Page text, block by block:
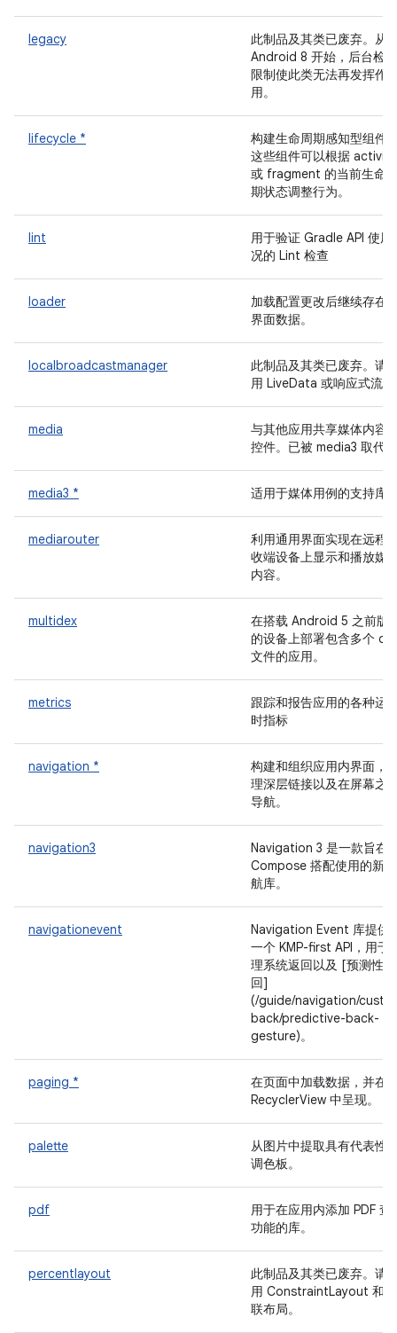
legacy
此制品及其类已废弃。从
Android 8 开始，后台检查
限制使此类无法再发挥作
用。
lifecycle *
构建生命周期感知型组件
这些组件可以根据 activity
或 fragment 的当前生命
期状态调整行为。
lint
用于验证 Gradle API 使用
况的 Lint 检查
loader
加载配置更改后继续存在
界面数据。
localbroadcastmanager
此制品及其类已废弃。请
用 LiveData 或响应式流。
media
与其他应用共享媒体内容
控件。已被 media3 取代。
media3 * 适用于媒体用例的支持库
mediarouter
利用通用界面实现在远程
收端设备上显示和播放媒
内容。
multidex
在搭载 Android 5 之前版
的设备上部署包含多个
文件的应用。
metrics
跟踪和报告应用的各种运
时指标
navigation *
构建和组织应用内界面，
理深层链接以及在屏幕之
导航。
navigation3
Navigation 3 是一款旨在
Compose 搭配使用的新导
航库。
navigationevent
Navigation Event 库提供
一个 KMP-first API，用于
理系统返回以及 [预测性返
回]
(/guide/navigation/
back/predictive-back-
gesture)。
paging *
在页面中加载数据，并在
RecyclerView 中呈现。
palette
从图片中提取具有代表性
调色板。
pdf
用于在应用内添加 PDF 查
功能的库。
percentlayout
此制品及其类已废弃。请
用 ConstraintLayout 和关
联布局。